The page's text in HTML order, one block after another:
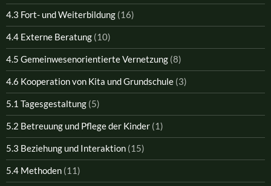
4.3 Fort- und Weiterbildung (16)
4.4 Externe Beratung (10)
4.5 Gemeinwesenorientierte Vernetzung (8)
4.6 Kooperation von Kita und Grundschule (3)
5.1 Tagesgestaltung (5)
5.2 Betreuung und Pflege der Kinder (1)
5.3 Beziehung und Interaktion (15)
5.4 Methoden (11)